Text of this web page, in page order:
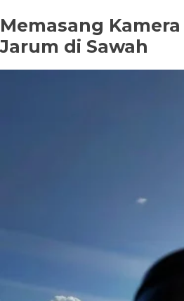
Memasang
Jarum di Sawah